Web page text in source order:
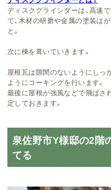
ディスクグラインダーは、高速
て、木材の研磨や金属の塗装は
と。
次に棟を葺いていきます。
屋根瓦は隙間のないようにしっ
ようにコーキングを行います。
最後に屋根が強風などで飛ばさ
定しておきます。
泉佐野市Y様邸の2階
てる